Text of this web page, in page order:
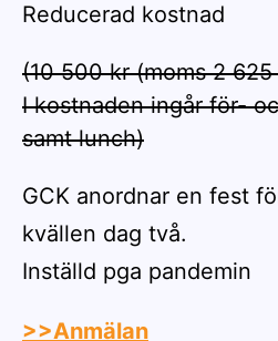
Reducerad kostnad
(10 500 kr (moms 2
I kostnaden ingår för-
samt lunch)
GCK anordnar en fest
kvällen dag två.
Inställd pga pandemin
>>Anmälan